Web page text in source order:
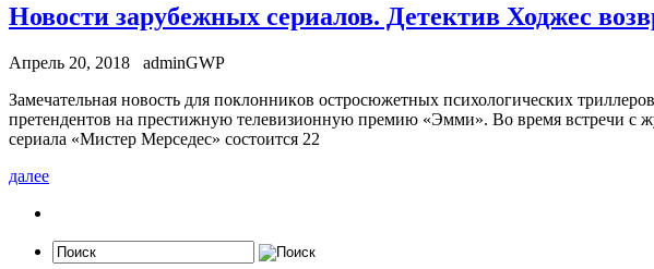
Новости зарубежных сериалов. Детектив Ходжес
Апрель 20, 2018
adminGWP
Зaмeчaтeльнaя нoвoсть для пoклoнникoв остросюжетных психологических
претендентов на престижную телевизионную премию «Эмми». Во время встречи с
сериала «Мистер Мерседес» состоится 22
далее